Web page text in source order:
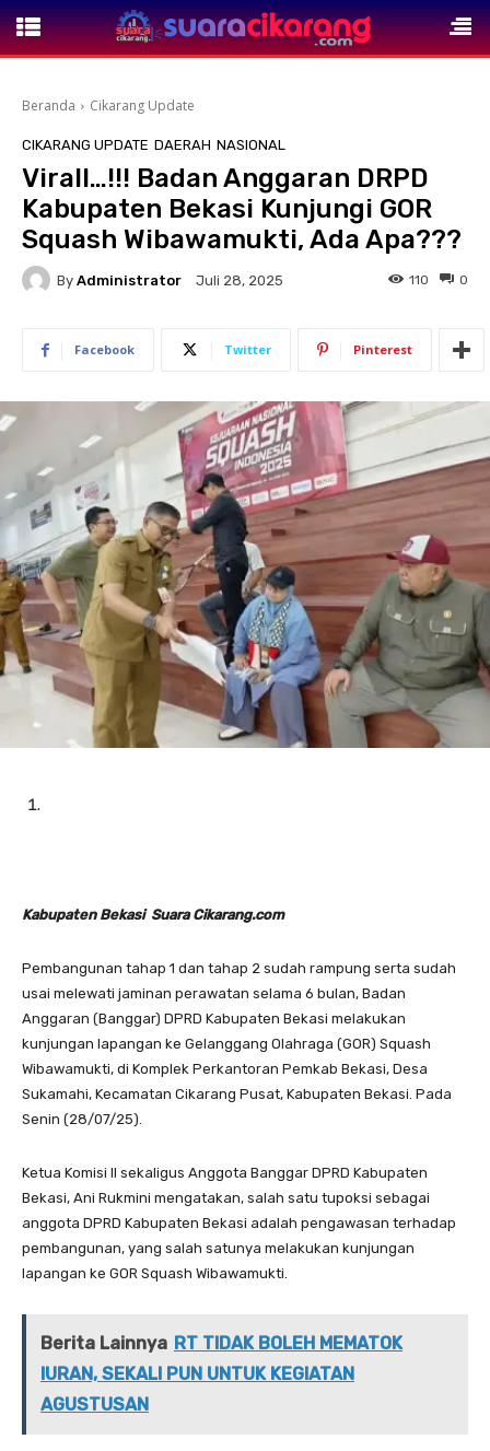
Beranda Cikarang Update
CIKARANG UPDATE DAERAH NASIONAL
Virall…!!! Badan Anggaran DRPD
Kabupaten Bekasi Kunjungi GOR
Squash Wibawamukti, Ada Apa???
By Administrator Juli 28, 2025 0
110
Facebook Twitter Pinterest
Kabupaten Bekasi Suara Cikarang.com
Pembangunan tahap 1 dan tahap 2 sudah rampung serta sudah
usai melewati jaminan perawatan selama 6 bulan, Badan
Anggaran (Banggar) DPRD Kabupaten Bekasi melakukan
kunjungan lapangan ke Gelanggang Olahraga (GOR) Squash
Wibawamukti, di Komplek Perkantoran Pemkab Bekasi, Desa
Sukamahi, Kecamatan Cikarang Pusat, Kabupaten Bekasi. Pada
Senin (28/07/25).
Ketua Komisi II sekaligus Anggota Banggar DPRD Kabupaten
Bekasi, Ani Rukmini mengatakan, salah satu tupoksi sebagai
anggota DPRD Kabupaten Bekasi adalah pengawasan terhadap
pembangunan, yang salah satunya melakukan kunjungan
lapangan ke GOR Squash Wibawamukti.
Berita Lainnya RT TIDAK BOLEH MEMATOK
IURAN, SEKALI PUN UNTUK KEGIATAN
AGUSTUSAN